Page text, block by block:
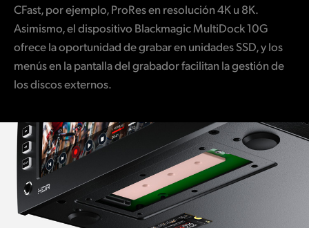
CFast, por ejemplo, ProRes en resolución 4K u 8K.
Asimismo, el dispositivo Blackmagic MultiDock 10G
ofrece la oportunidad de grabar en unidades SSD, y los
menús en la pantalla del grabador facilitan la gestión de
los discos externos.